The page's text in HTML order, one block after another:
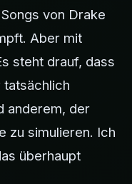
von Drake
Aber mit
steht drauf, dass
tatsächlich
anderem, der
zu simulieren. Ich
überhaupt